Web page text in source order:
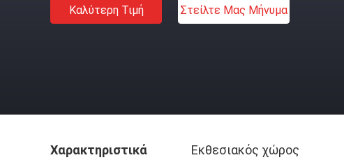
Καλύτερη Τιμή Στείλτε Μας Μήνυμα
Χαρακτηριστικά Εκθεσιακός χώρος